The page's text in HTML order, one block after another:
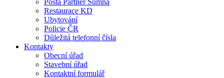
Pošta Partner Šumná
Restaurace KD
Ubytování
Policie ČR
Důležitá telefonní čísla
Kontakty
Obecní úřad
Stavební úřad
Kontaktní formulář